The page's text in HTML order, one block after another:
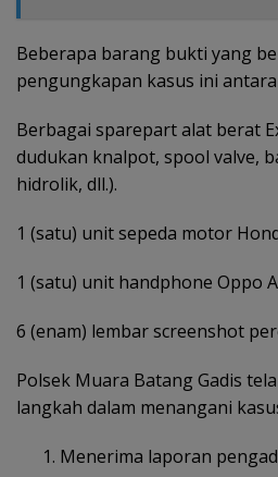
Beberapa barang bukti yang
pengungkapan kasus ini
Berbagai sparepart alat berat
dudukan knalpot, spool valve,
hidrolik, dll.).
1 (satu) unit sepeda motor
1 (satu) unit handphone Oppo
6 (enam) lembar screenshot
Polsek Muara Batang Gadis
langkah dalam menangani
Menerima laporan